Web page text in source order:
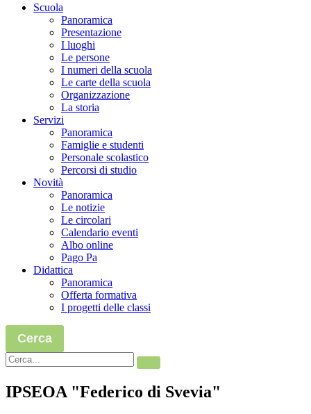
Scuola
Panoramica
Presentazione
I luoghi
Le persone
I numeri della scuola
Le carte della scuola
Organizzazione
La storia
Servizi
Panoramica
Famiglie e studenti
Personale scolastico
Percorsi di studio
Novità
Panoramica
Le notizie
Le circolari
Calendario eventi
Albo online
Pago Pa
Didattica
Panoramica
Offerta formativa
I progetti delle classi
Cerca
IPSEOA "Federico di Svevia"